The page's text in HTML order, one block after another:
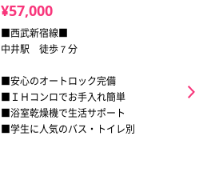
¥57,000
■西武新宿線■
中井駅 徒歩７分
■安心のオートロック完備
■ＩＨコンロでお手入れ簡単
■浴室乾燥機で生活サポート
■学生に人気のバス・トイレ別